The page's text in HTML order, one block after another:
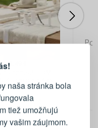
naša stránka bola
tiež umožňujú
vašim záujmom.
2,49 €
DO KOŠÍKA
REGISTRÁCIA
účtu